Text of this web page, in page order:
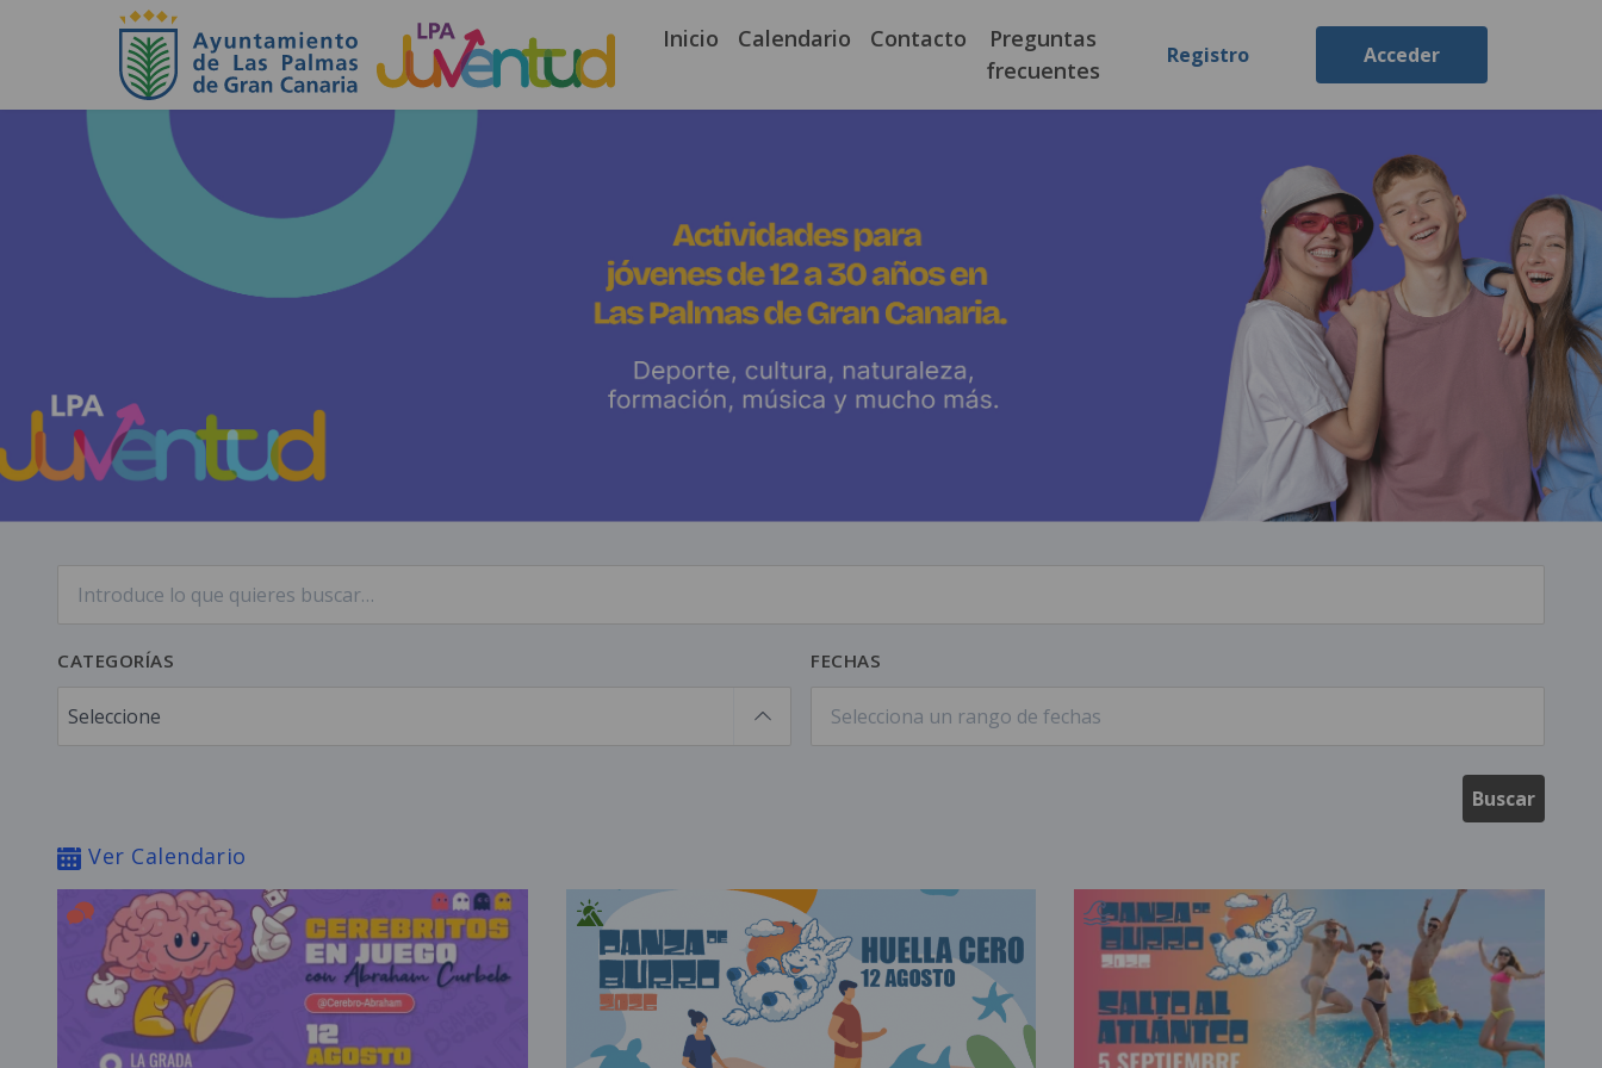
Inicio Calendario Contacto
Preguntas
frecuentes
Registro Acceder
Actividades de Juventud Las Palmas G.C. — Inicio
CATEGORÍAS
Seleccione
FECHAS
Buscar
Ver Calendario